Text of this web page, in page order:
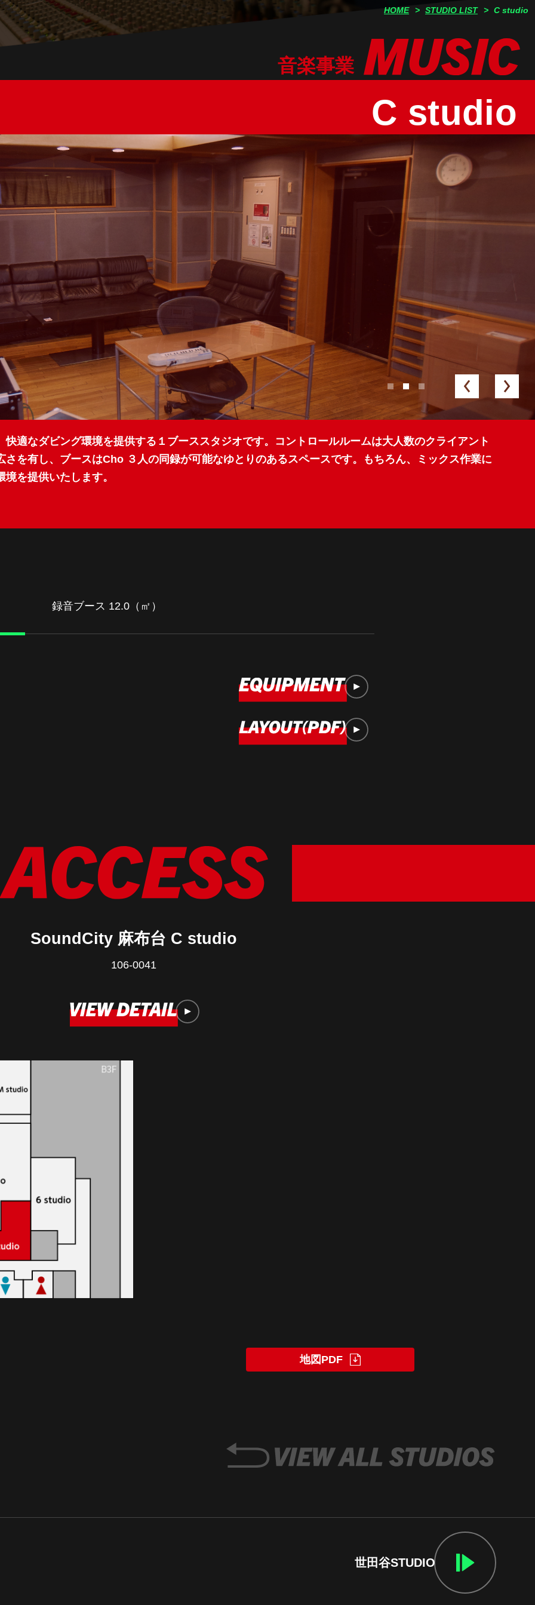
HOME STUDIO LIST C studio
音楽事業
C studio
快適なダビング環境を提供する１ブーススタジオです。コントロールルームは大人数のクライアント
さを有し、ブースはCho ３人の同録が可能なゆとりのあるスペースです。もちろん、ミックス作業に
を提供いたします。
録音ブース 12.0（㎡）
SoundCity 麻布台 C studio
106-0041
地図PDF
世田谷STUDIO